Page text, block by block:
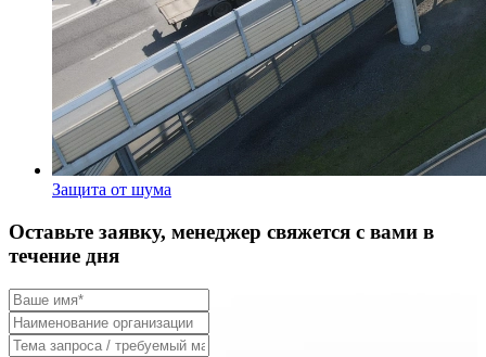
Защита от шума
Оставьте заявку, менеджер свяжется с вами в
течение дня